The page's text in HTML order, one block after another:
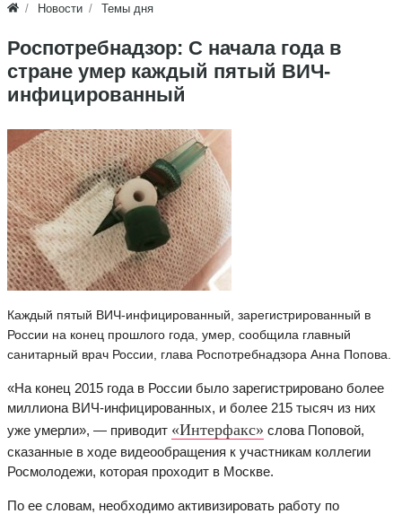
Новости Темы дня
Роспотребнадзор: С начала года в
стране умер каждый пятый ВИЧ-
инфицированный
Каждый пятый ВИЧ-инфицированный, зарегистрированный в
России на конец прошлого года, умер, сообщила главный
санитарный врач России, глава Роспотребнадзора Анна Попова.
«На конец 2015 года в России было зарегистрировано более
миллиона ВИЧ-инфицированных, и более 215 тысяч из них
уже умерли», — приводит «Интерфакс» слова Поповой,
сказанные в ходе видеообращения к участникам коллегии
Росмолодежи, которая проходит в Москве.
По ее словам, необходимо активизировать работу по